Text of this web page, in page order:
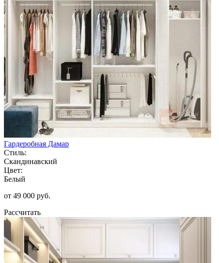
Гардеробная Дамар
Стиль:
Скандинавский
Цвет:
Белый
от 49 000 руб.
Рассчитать